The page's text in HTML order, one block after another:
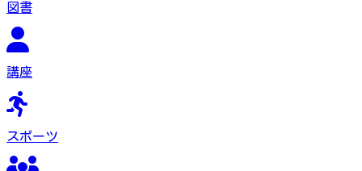
図書
講座
スポーツ